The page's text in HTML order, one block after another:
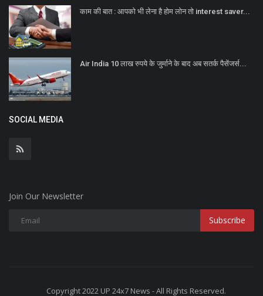
काम की बात : आपको भी लेना है होम लोन तो interest saver...
Air India 10 लाख रुपये के जुर्माने के बाद अब सतर्क पैसेंजर्स...
SOCIAL MEDIA
Join Our Newsletter
Subscribe
Copyright 2022 UP 24x7 News - All Rights Reserved.